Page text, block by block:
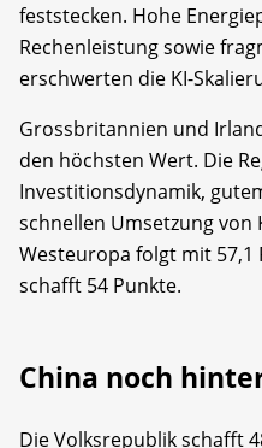
feststecken. Hohe
Rechenleistung sowie
erschwerten die KI-
Grossbritannien und
den höchsten Wert. Die
Investitionsdynamik,
schnellen Umsetzung von
Westeuropa folgt mit 57,1
schafft 54 Punkte.
China noch
Die Volksrepublik schafft